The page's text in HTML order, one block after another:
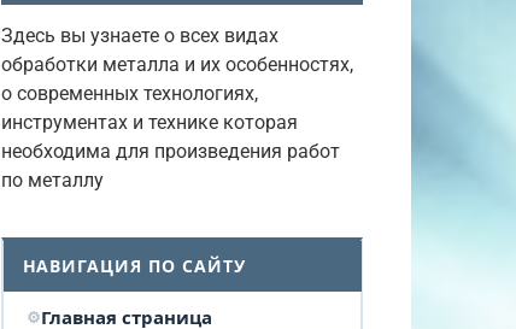
Здесь вы узнаете о всех видах
обработки металла и их особенностях,
о современных технологиях,
инструментах и технике которая
необходима для произведения работ
по металлу
НАВИГАЦИЯ ПО САЙТУ
Главная страница